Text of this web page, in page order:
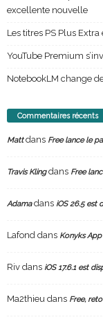
excellente nouvelle
Les titres PS Plus
YouTube Premium
NotebookLM change
Commentaires récents
Mattdans Free lance le
Travis Klingdans Free
Adamadans iOS 26.5 est
Lafond dans Konyks
Riv dans iOS 17.6.1 est
Ma2thieu dans Free,